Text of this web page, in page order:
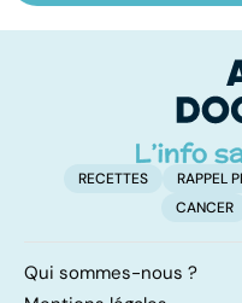
domicile, c'est
RECETTES RAPPEL
CANCER
Qui sommes-nous ?